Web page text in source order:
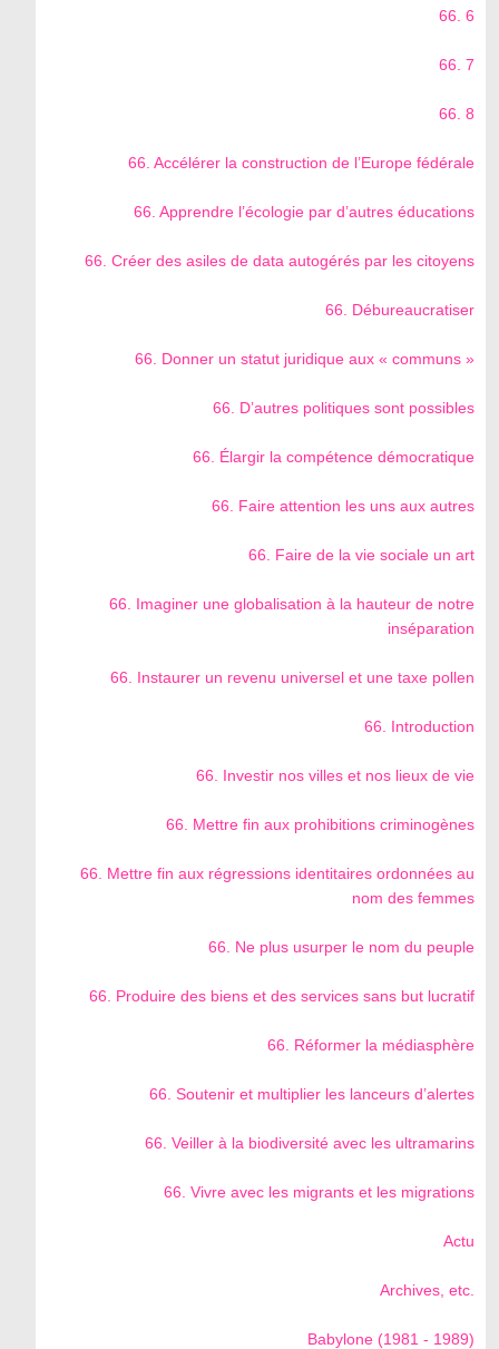
66. 6
66. 7
66. 8
66. Accélérer la construction de l’Europe fédérale
66. Apprendre l’écologie par d’autres éducations
66. Créer des asiles de data autogérés par les citoyens
66. Débureaucratiser
66. Donner un statut juridique aux « communs »
66. D’autres politiques sont possibles
66. Élargir la compétence démocratique
66. Faire attention les uns aux autres
66. Faire de la vie sociale un art
66. Imaginer une globalisation à la hauteur de notre
inséparation
66. Instaurer un revenu universel et une taxe pollen
66. Introduction
66. Investir nos villes et nos lieux de vie
66. Mettre fin aux prohibitions criminogènes
66. Mettre fin aux régressions identitaires ordonnées au
nom des femmes
66. Ne plus usurper le nom du peuple
66. Produire des biens et des services sans but lucratif
66. Réformer la médiasphère
66. Soutenir et multiplier les lanceurs d’alertes
66. Veiller à la biodiversité avec les ultramarins
66. Vivre avec les migrants et les migrations
Actu
Archives, etc.
Babylone (1981 - 1989)